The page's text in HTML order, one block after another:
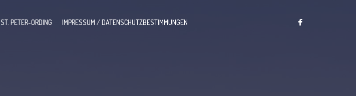
ST. PETER-ORDING IMPRESSUM / DATENSCHUTZBESTIMMUNGEN